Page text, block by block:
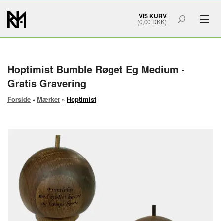
VIS KURV
(0,00 DKK)
MÆRKER
SMYKKER
ACCESSORIES
SMYKKESKRIN
URSKRIN
FORSIDE
Hoptimist Bumble Røget Eg Medium -
Gratis Gravering
Forside » Mærker » Hoptimist